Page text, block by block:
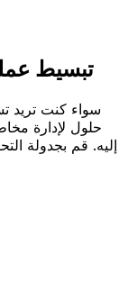
تبسيط
سواء كنت تريد
حلول لإدارة